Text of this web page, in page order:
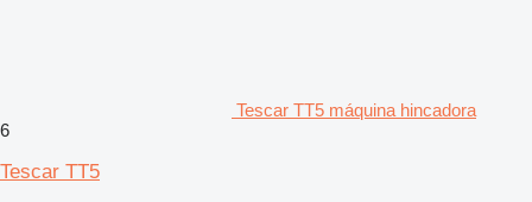
Tescar TT5 máquina hincadora
6
Tescar TT5